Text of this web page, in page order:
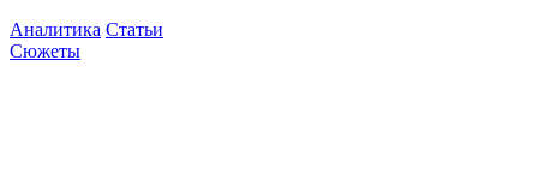
Аналитика Статьи
Сюжеты